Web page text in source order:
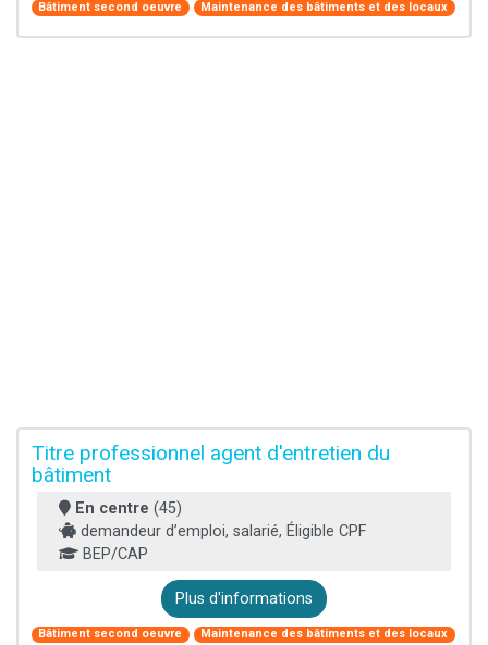
Bâtiment second oeuvre Maintenance des bâtiments et des locaux
Titre professionnel agent d'entretien du
bâtiment
En centre (45)
demandeur d’emploi, salarié, Éligible CPF
BEP/CAP
Plus d'informations
Bâtiment second oeuvre Maintenance des bâtiments et des locaux